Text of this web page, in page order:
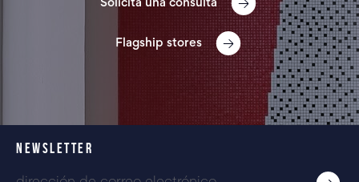
Solicita una consulta
Flagship stores
NEWSLETTER